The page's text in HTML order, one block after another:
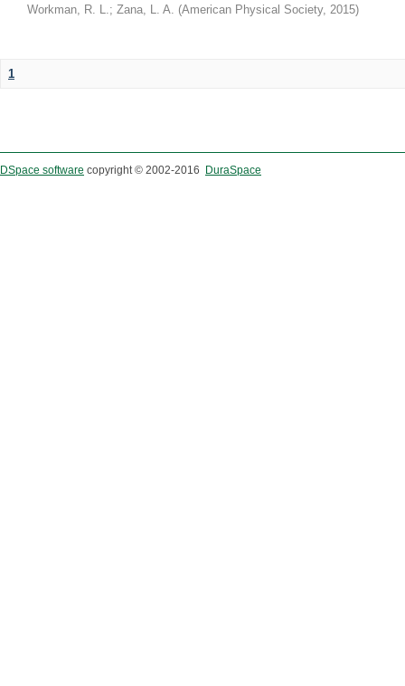
Workman, R. L.; Zana, L. A. (American Physical Society, 2015)
1
DSpace software copyright © 2002-2016 DuraSpace